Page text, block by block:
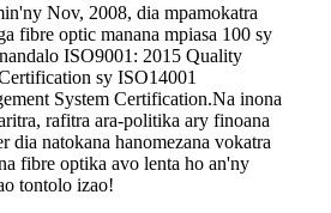
Nov, 2008, dia mpamokatra
fibre optic manana mpiasa 100 sy
ISO9001: 2015 Quality
sy ISO14001
System Certification.Na inona
rafitra ara-politika ary finoana
dia natokana hanomezana vokatra
fibre optika avo lenta ho an'ny
tontolo izao!